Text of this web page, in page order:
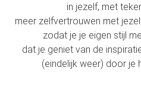
in jezelf, met
meer zelfvertrouwen met
zodat je je eigen stijl
dat je geniet van de
(eindelijk weer) door je